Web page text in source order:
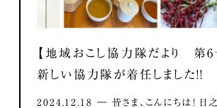
【地域おこし協力隊だより 第6
新しい協力隊が着任しました！！
2024.12.18 ― 皆さま、こんにちは！ 日